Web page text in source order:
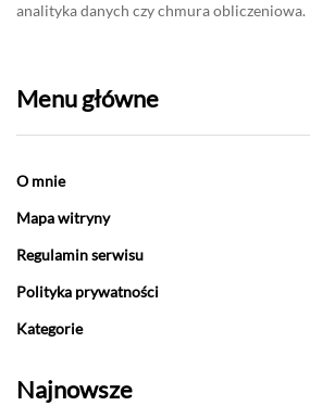
analityka danych czy chmura obliczeniowa.
Menu główne
O mnie
Mapa witryny
Regulamin serwisu
Polityka prywatności
Kategorie
Najnowsze